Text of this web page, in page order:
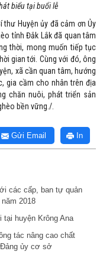
biểu tại buổi lễ
thư Huyện ủy đã cảm ơn Ủy
tỉnh Đắk Lắk đã quan tâm
thời, mong muốn tiếp tục
gian tới. Cùng với đó, ông
xã cần quan tâm, hướng
gia cầm cho nhân trên địa
chăn nuôi, phát triển sản
bền vững./.
In
Gửi Email
các cấp, ban tự quản
2018
huyện Krông Ana
tác nâng cao chất
ủy cơ sở